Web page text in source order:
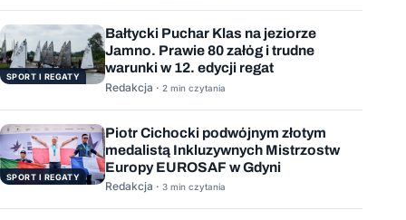
SPORT I REGATY
Bałtycki Puchar Klas na jeziorze
Jamno. Prawie 80 załóg i trudne
warunki w 12. edycji regat
Redakcja · 2 min czytania
SPORT I REGATY
Piotr Cichocki podwójnym złotym
medalistą Inkluzywnych Mistrzostw
Europy EUROSAF w Gdyni
Redakcja · 3 min czytania